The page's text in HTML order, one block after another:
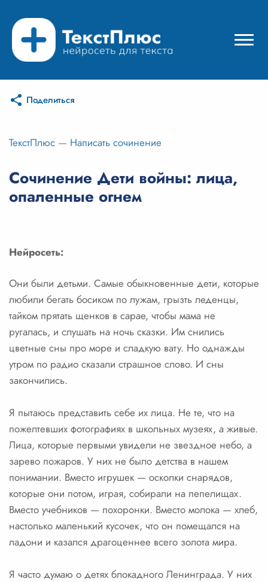
Режимы нейросети
Цены
Вход
Вход с Telegram
Поделиться
ТекстПлюс — Написать сочинение
Сочинение Дети войны: лица,
опаленные огнем
Нейросеть:
Они были детьми. Самые обыкновенные дети, которые
любили бегать босиком по лужам, грызть леденцы,
тайком прятать щенков в сарае, чтобы мама не
ругалась, и слушать на ночь сказки. Им снились
цветные сны про море и сладкую вату. Но однажды
утром по радио сказали страшное слово. И сны
закончились.
Я пытаюсь представить себе их лица. Не те, что на
пожелтевших фотографиях в школьных музеях, а живые.
Лица, которые первыми увидели не звездное небо, а
зарево пожаров. У них не было детства в нашем
понимании. Вместо игрушек — осколки снарядов,
которые они потом, играя, собирали на пепелищах.
Вместо учебников — похоронки. Вместо молока — хлеб,
настолько маленький кусочек, что он помещался на
ладони и казался драгоценнее всего золота мира.
Я часто думаю о детях блокадного Ленинграда. У них